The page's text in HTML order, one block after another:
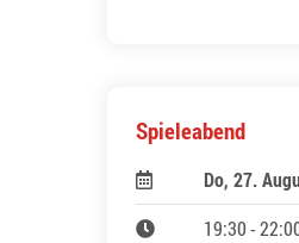
Spieleabend
Do, 27.
19:30 -